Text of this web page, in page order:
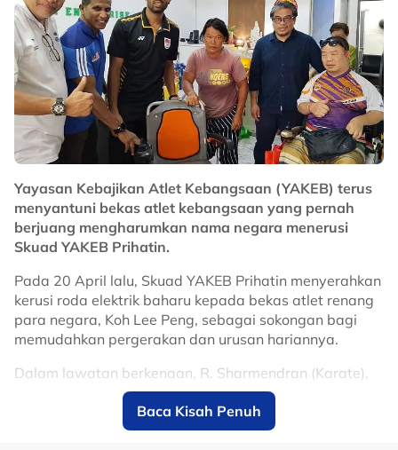
"Yang penting saya mahu atlet negara menjadi
profesional.
"Objektif kami adalah mahu memastikan semua orang
kurang upaya dapat bersukan (tatkala) throwball
(boleh dianggap) lebih mudah.
"Kami menggalak lebih ramai untuk menceburi
throwball," katanya.
No node context available.
Related Topics
#throwball #mpm #Paralimpik
Yayasan Kebajikan Atlet Kebangsaan (YAKEB) terus
menyantuni bekas atlet kebangsaan yang pernah
berjuang mengharumkan nama negara menerusi
Skuad YAKEB Prihatin.
Pada 20 April lalu, Skuad YAKEB Prihatin menyerahkan
kerusi roda elektrik baharu kepada bekas atlet renang
para negara, Koh Lee Peng, sebagai sokongan bagi
memudahkan pergerakan dan urusan hariannya.
Dalam lawatan berkenaan, R. Sharmendran (Karate),
yang juga Ahli Pemegang Amanah YAKEB, dan R.
Selvamuthu (Taekwondo), turut sama meluangkan
masa menyantuni Lee Peng.
Baca Kisah Penuh